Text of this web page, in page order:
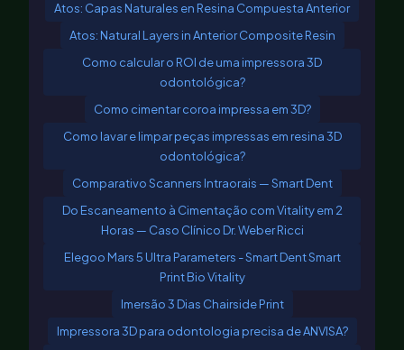
Atos: Capas Naturales en Resina Compuesta Anterior
Atos: Natural Layers in Anterior Composite Resin
Como calcular o ROI de uma impressora 3D
odontológica?
Como cimentar coroa impressa em 3D?
Como lavar e limpar peças impressas em resina 3D
odontológica?
Comparativo Scanners Intraorais — Smart Dent
Do Escaneamento à Cimentação com Vitality em 2
Horas — Caso Clínico Dr. Weber Ricci
Elegoo Mars 5 Ultra Parameters - Smart Dent Smart
Print Bio Vitality
Imersão 3 Dias Chairside Print
Impressora 3D para odontologia precisa de ANVISA?